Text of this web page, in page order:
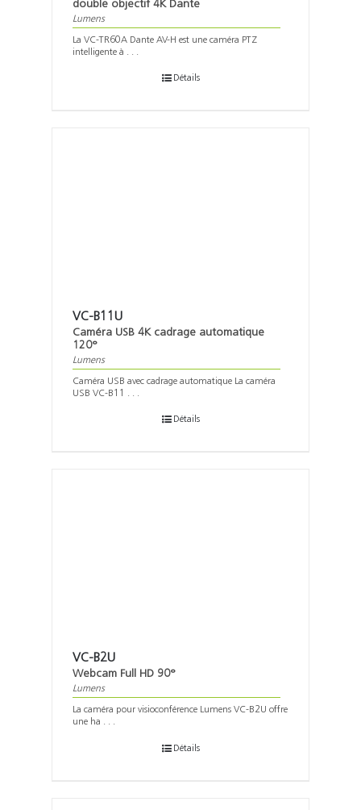
double objectif 4K Dante
Lumens
La VC-TR60A Dante AV-H est une caméra PTZ
intelligente à . . .
Détails
VC-B11U
Caméra USB 4K cadrage automatique
120°
Lumens
Caméra USB avec cadrage automatique La caméra
USB VC-B11 . . .
Détails
VC-B2U
Webcam Full HD 90°
Lumens
La caméra pour visioconférence Lumens VC-B2U offre
une ha . . .
Détails